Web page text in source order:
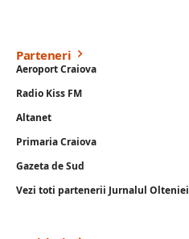
Parteneri
Aeroport Craiova
Radio Kiss FM
Altanet
Primaria Craiova
Gazeta de Sud
Vezi toti partenerii Jurnalul Olteniei